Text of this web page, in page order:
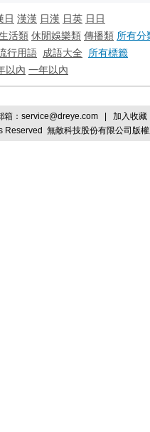
日 漢漢 日漢 日英 日日
活類 休閒娛樂類 傳播類 所有分
行用語 成語大全
所有標籤
以內 一年以內
： service@dreye.com 加入收藏
無敵科技股份有限公司版